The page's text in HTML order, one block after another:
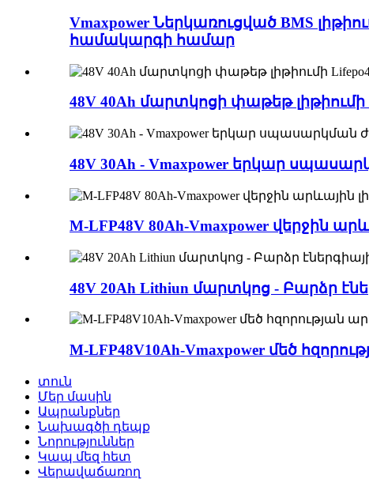
Vmaxpower Ներկառուցված BMS
համակարգի համար
48V 40Ah մարտկոցի փաթեթ
48V 30Ah - Vmaxpower երկար
M-LFP48V 80Ah-Vmaxpower վերջին
48V 20Ah Lithiun մարտկոց - Բարձր
M-LFP48V10Ah-Vmaxpower մեծ
տուն
Մեր մասին
Ապրանքներ
Նախագծի դեպք
Նորություններ
Կապ մեզ հետ
Վերավաճառող